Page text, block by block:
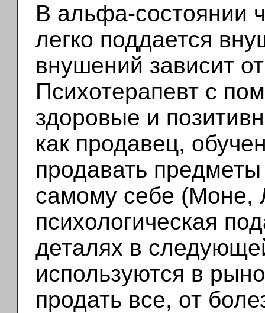
В альфа-состоянии
легко поддается
внушений зависит
Психотерапевт с
здоровые и
как продавец,
продавать
самому себе (Моне,
психологическая
деталях в
используются в
продать все, от